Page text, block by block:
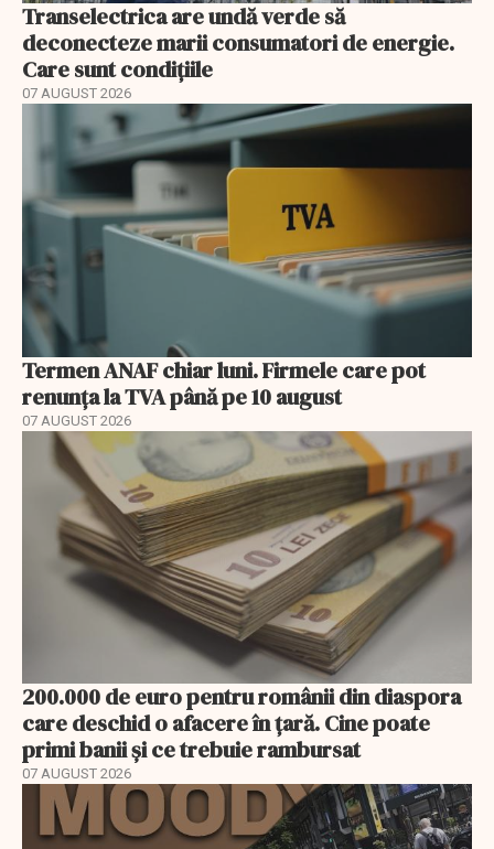
Transelectrica are undă verde să
deconecteze marii consumatori de energie.
Care sunt condițiile
07 AUGUST 2026
Termen ANAF chiar luni. Firmele care pot
renunța la TVA până pe 10 august
07 AUGUST 2026
200.000 de euro pentru românii din diaspora
care deschid o afacere în țară. Cine poate
primi banii și ce trebuie rambursat
07 AUGUST 2026